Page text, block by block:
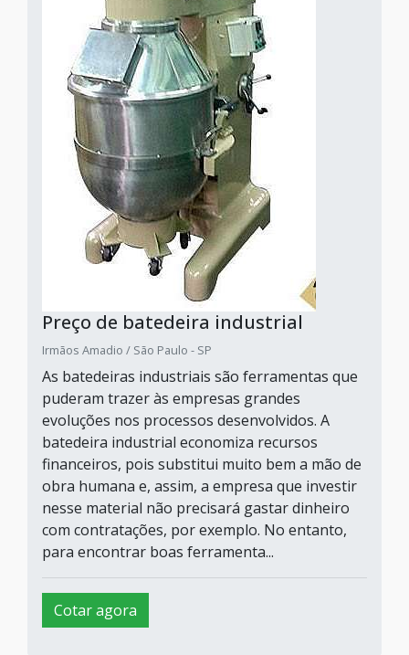
Preço de batedeira industrial
Irmãos Amadio / São Paulo - SP
As batedeiras industriais são ferramentas que
puderam trazer às empresas grandes
evoluções nos processos desenvolvidos. A
batedeira industrial economiza recursos
financeiros, pois substitui muito bem a mão de
obra humana e, assim, a empresa que investir
nesse material não precisará gastar dinheiro
com contratações, por exemplo. No entanto,
para encontrar boas ferramenta...
Cotar agora